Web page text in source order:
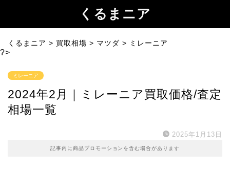
くるまニア
くるまニア > 買取相場 > マツダ > ミレーニア
?>
ミレーニア
2024年2月｜ミレーニア買取価格/査定
相場一覧
2025年1月13日
記事内に商品プロモーションを含む場合があります